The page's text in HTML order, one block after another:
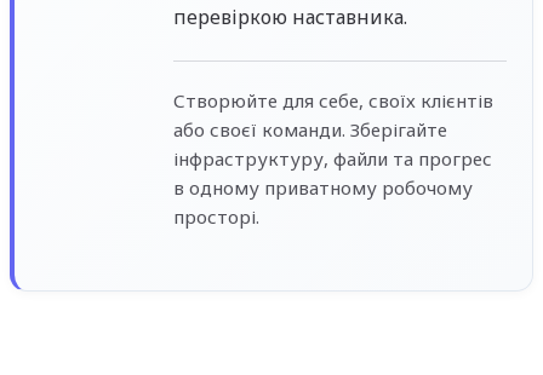
перевіркою наставника.
Створюйте для себе, своїх клієнтів
або своєї команди. Зберігайте
інфраструктуру, файли та прогрес
в одному приватному робочому
просторі.